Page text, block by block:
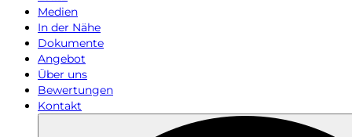
Medien
In der Nähe
Dokumente
Angebot
Über uns
Bewertungen
Kontakt